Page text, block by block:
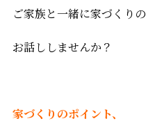
ご家族と一緒に家づくりの
お話ししませんか？
家づくりのポイント、